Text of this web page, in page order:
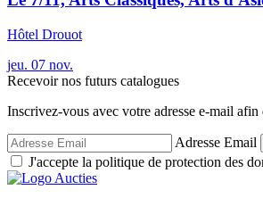
Hôtel Drouot
jeu. 07 nov.
Recevoir nos futurs catalogues
Inscrivez-vous avec votre adresse e-mail
Adresse Email
J'accepte la politique de protection des